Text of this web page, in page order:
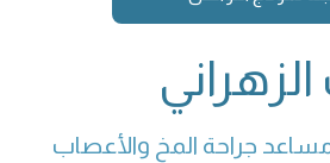
جراحة المخ والأعصاب